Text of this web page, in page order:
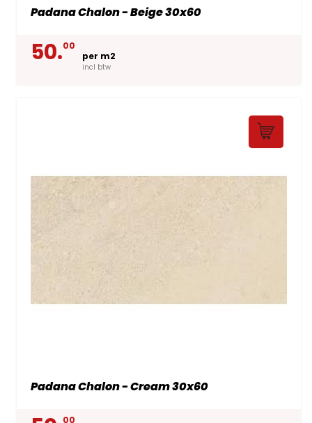
Padana Chalon - Beige 30x60
50.00
per m2
incl btw
Padana Chalon - Cream 30x60
00